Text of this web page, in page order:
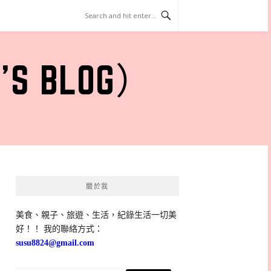
）
關於我
美食、親子、旅遊、生活，紀錄生活一切美
好！！ 我的聯絡方式：
susu8824@gmail.com